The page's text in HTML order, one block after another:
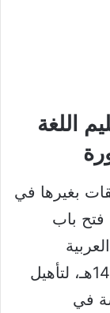
اللغة
بغيرها في
فتح باب
للناطقات بغيرها” للعام الجامعي 1445هـ، لتأهيل
في